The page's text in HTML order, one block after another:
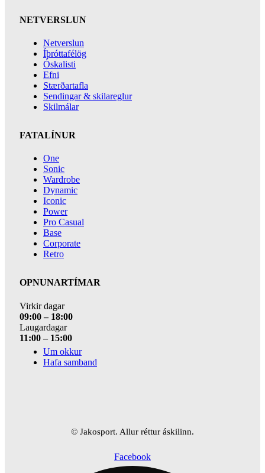
NETVERSLUN
Netverslun
Íþróttafélög
Óskalisti
Efni
Stærðartafla
Sendingar & skilareglur
Skilmálar
FATALÍNUR
One
Sonic
Wardrobe
Dynamic
Iconic
Power
Pro Casual
Base
Corporate
Retro
OPNUNARTÍMAR
Virkir dagar
09:00 – 18:00
Laugardagar
11:00 – 15:00
Um okkur
Hafa samband
© Jakosport. Allur réttur áskilinn.
Facebook